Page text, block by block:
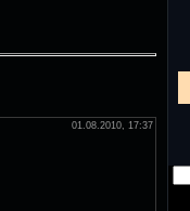
01.08.2010, 17:37